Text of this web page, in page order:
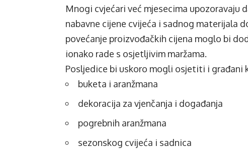
Mnogi cvjećari već mjesecima
nabavne cijene cvijeća i sadnog materijala
povećanje proizvođačkih cijena moglo bi
ionako rade s osjetljivim maržama.
Posljedice bi uskoro mogli osjetiti i građani
buketa i aranžmana
dekoracija za vjenčanja i događanja
pogrebnih aranžmana
sezonskog cvijeća i sadnica